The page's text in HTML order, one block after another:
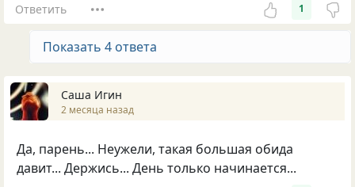
Ответить 1
Показать 4 ответа
Саша Игин
2 месяца назад
Да, парень... Неужели, такая большая обида
давит... Держись... День только начинается...